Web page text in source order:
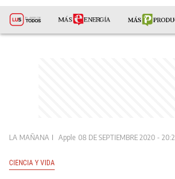
LA MAÑANA Apple 08 DE SEPTIEMBRE 2020 -
CIENCIA Y VIDA